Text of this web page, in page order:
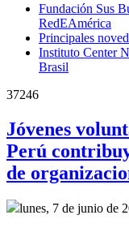
Fundación Sus
RedEAmérica
Principales
Instituto Center
Brasil
37246
Jóvenes
Perú
de
lunes, 7 de junio de